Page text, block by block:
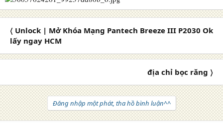
〈 Unlock | Mở Khóa Mạng Pantech Breeze III P2030 Ok
lấy ngay HCM
địa chỉ bọc răng 〉
Đăng nhập một phát, tha hồ bình luận^^